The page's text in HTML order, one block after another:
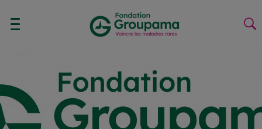
Aller à la navigation
AFFICHER/MASQUER